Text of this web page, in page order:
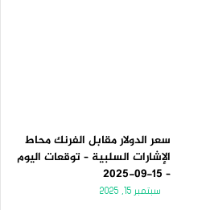
سعر الدولار مقابل الفرنك محاط
الإشارات السلبية – توقعات اليوم
– 15-09-2025
سبتمبر 15, 2025